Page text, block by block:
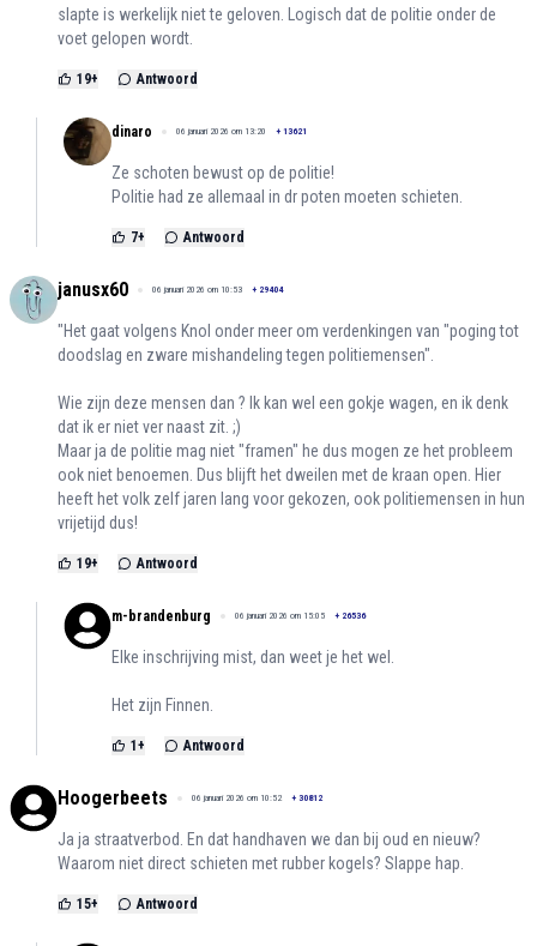
slapte is werkelijk niet te geloven. Logisch dat de politie onder de
voet gelopen wordt.
19+ Antwoord
dinaro 06 januari 2026 om 13:20 + 13621
Ze schoten bewust op de politie!
Politie had ze allemaal in dr poten moeten schieten.
7+ Antwoord
janusx60 06 januari 2026 om 10:53 + 29404
"Het gaat volgens Knol onder meer om verdenkingen van "poging tot
doodslag en zware mishandeling tegen politiemensen".
Wie zijn deze mensen dan ? Ik kan wel een gokje wagen, en ik denk
dat ik er niet ver naast zit. ;)
Maar ja de politie mag niet "framen" he dus mogen ze het probleem
ook niet benoemen. Dus blijft het dweilen met de kraan open. Hier
heeft het volk zelf jaren lang voor gekozen, ook politiemensen in hun
vrijetijd dus!
19+ Antwoord
m-brandenburg 06 januari 2026 om 15:05 + 26536
Elke inschrijving mist, dan weet je het wel.
Het zijn Finnen.
1+ Antwoord
Hoogerbeets 06 januari 2026 om 10:52 + 30812
Ja ja straatverbod. En dat handhaven we dan bij oud en nieuw?
Waarom niet direct schieten met rubber kogels? Slappe hap.
15+ Antwoord